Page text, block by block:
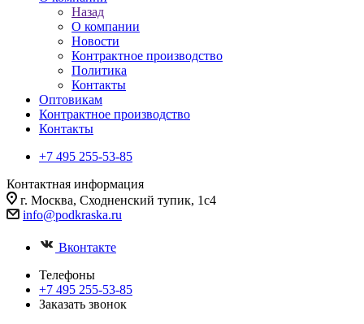
Назад
О компании
Новости
Контрактное производство
Политика
Контакты
Оптовикам
Контрактное производство
Контакты
+7 495 255-53-85
Контактная информация
г. Москва, Сходненский тупик, 1с4
info@podkraska.ru
Вконтакте
Телефоны
+7 495 255-53-85
Заказать звонок